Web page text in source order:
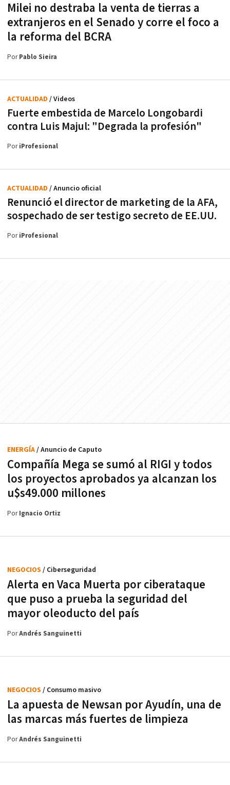
Milei no destraba la venta de tierras a
extranjeros en el Senado y corre el foco a
la reforma del BCRA
PorPablo Sieira
Fuerte embestida de Marcelo Longobardi
contra Luis Majul: "Degrada la profesión"
ACTUALIDAD / Videos
PoriProfesional
Renunció el director de marketing de la AFA,
sospechado de ser testigo secreto de EE.UU.
ACTUALIDAD / Anuncio oficial
PoriProfesional
Compañía Mega se sumó al RIGI y todos
los proyectos aprobados ya alcanzan los
u$s49.000 millones
ENERGÍA/ Anuncio de Caputo
PorIgnacio Ortiz
Alerta en Vaca Muerta por ciberataque
que puso a prueba la seguridad del
mayor oleoducto del país
NEGOCIOS / Ciberseguridad
PorAndrés Sanguinetti
La apuesta de Newsan por Ayudín, una de
las marcas más fuertes de limpieza
NEGOCIOS / Consumo masivo
PorAndrés Sanguinetti